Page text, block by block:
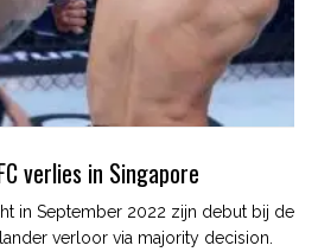
verlies in Singapore
in September 2022 zijn debut bij de
verloor via majority decision.